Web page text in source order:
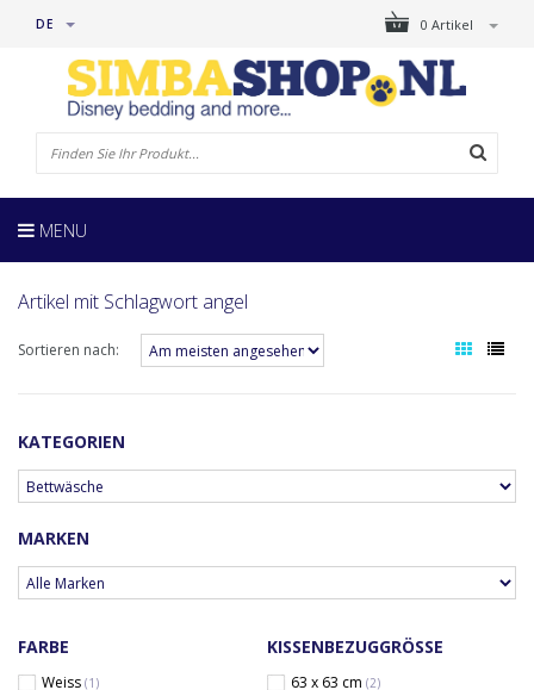
0 Artikel
DE
MENU
Artikel mit Schlagwort angel
Sortieren nach:
KATEGORIEN
MARKEN
FARBE
Weiss (1)
KISSENBEZUGGRÖSSE
63 x 63 cm (2)